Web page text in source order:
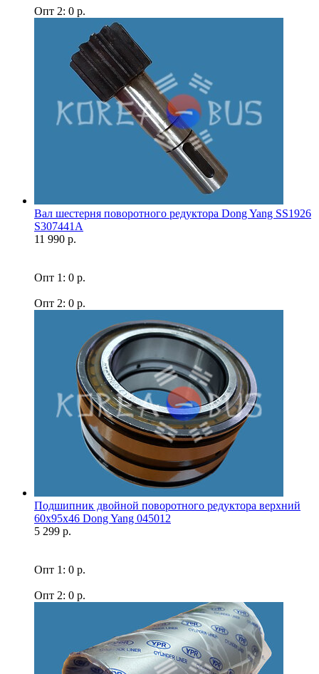
Опт 2: 0 р.
Вал шестерня поворотного редуктора Dong Yang SS1926
S307441A
11 990 р.
Опт 1: 0 р.
Опт 2: 0 р.
Подшипник двойной поворотного редуктора верхний
60x95x46 Dong Yang 045012
5 299 р.
Опт 1: 0 р.
Опт 2: 0 р.